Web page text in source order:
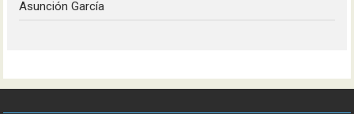
Asunción García